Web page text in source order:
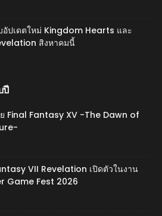
อัปเดตใหม่ Kingdom Hearts และ
สิงหาคมนี้
ปี
Final Fantasy XV -The Dawn of
VII Revelation เปิดตัวในงาน
Game Fest 2026